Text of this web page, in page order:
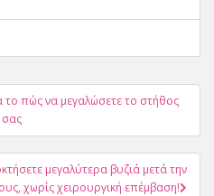
πώς να μεγαλώσετε το στήθος
σας
μεγαλύτερα βυζιά μετά την
χωρίς χειρουργική επέμβαση!